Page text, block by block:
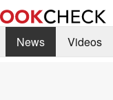
News
Videos